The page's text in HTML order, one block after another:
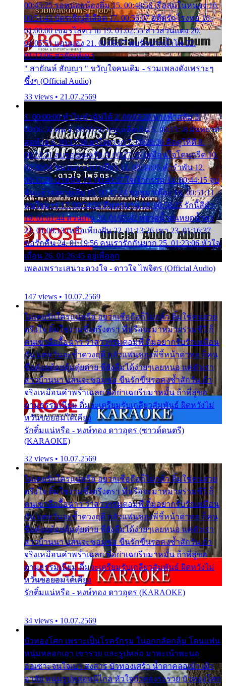
00:45:25 รอหน่อยน้องติ๋ม 15. 00:48:56 เรือล่มในหนอง 16.
00:51:43 บัตรเชิญสีเลือด 17. 00:56:07 อดีตรักโรงทอ 18.
01:00:00 เขมรไล่ควาย 19. 01:02:55 สาวสวนแตง 20.
01:05:51 แอบมอง 21. 01:09:27 พบรักปากน้ำโพ 22.
01:13:06 สายัณห์เมา
" สายัณห์ สัญญา " ขวัญใจคนเดิม - รวมเพลงดังเพราะๆ
ซึ้งๆ (Official Audio)
33 views • 21.07.2569
1. 00:00:00 ทำไมทำฉันได้ 2. 00:03:20 นางฟ้าสลัม 3.
00:06:50 คน 4. 00:10:36 บุญเหลือเกิน 5. 00:13:58 ฝนหยาด
สุดท้าย 6. 00:17:30 ยาใจยาจก 7. 00:20:30 คิดดูให้ดี 8.
00:24:21 ลบรอยแผลรัก 9. 00:27:35 เหมือนใจโดนกรีด 10.
00:30:54 ขบวนการเปาเปียว 11. 00:34:05 คำรำพัน 12.
00:37:20 ปาหนัน 13. 00:40:37 ใจเจ้ากรรม 14. 00:44:15 จูบ
ฉันแล้วจงตายเสีย 15. 00:47:24 ขอสูมาเต๊อะ 16. 00:51:11
คนใจมาร 17. 00:54:50 คืนทรมาน 18. 00:58:25 รักนี้สีดำ
19. 01:01:44 ส่วนเกิน 20. 01:05:42 หยาดน้ำฝนหยดน้ำตา
21. 01:09:13 เหลือเพียงฝัน 22. 01:13:26 เขา 23. 01:16:37
ขอรักคืน 24. 01:19:56 คนเรารักกันยาก 25. 01:23:06 หัวใจ
เถื่อน 26. 01:26:45 อยู่เพื่อลูก
เพลงเพราะเสนาะดวงใจ - ดาวใจ ไพจิตร (Official Audio)
147 views • 10.07.2569
ไม่เคยรักใครแน่หรือ อยากเชื่อถือก็ไม่กล้า ติ๋มใช่คนสวย
ตรึงใจ ติ๋มใช่งามซึ้งตรึงตรา พี่หรือจะมาหมายร่วมชีวี ก็
คนเขาลืออื้อฉาว ว่าสาวๆรุมตอมพี่ ติ๋มอยากรับรักเหมือน
กัน แต่หวั่นจะช้ำดวงฤดี กลัวแฟนของพี่ชี้หน้าด่าทอ ก็คน
ชื่อต๋อยต้อยตุ้มตุ๋ยต่าย พี่ยังลืมได้ง่ายๆเลยหนอ แค่ตัวเรา
สาวบ้านนา แสนจะซอมซ่อ ขืนรักขืนรอคงช้ำสักวัน ถ้า
จริงเหมือนคำพร่ำเฉลย พี่อย่าเฉยรีบมาหมั้น ถ้าพี่สู่ขอ
ตามธรรมเนียม ติ๋มจะเตรียมรับเกลียวสัมพันธ์ ผิดหวังไม่
หวั่นขอยอมได้เคียง
รักติ๋มแน่หรือ - หงษ์ทอง ดาวอุดร (ซาวด์ดนตรี)
(KARAOKE)
32 views • 10.07.2569
ไม่เคยรักใครแน่หรือ อยากเชื่อถือก็ไม่กล้า ติ๋มใช่คนสวย
ตรึงใจ ติ๋มใช่งามซึ้งตรึงตรา พี่หรือจะมาหมายร่วมชีวี ก็
คนเขาลืออื้อฉาว ว่าสาวๆรุมตอมพี่ ติ๋มอยากรับรักเหมือน
กัน แต่หวั่นจะช้ำดวงฤดี กลัวแฟนของพี่ชี้หน้าด่าทอ ก็คน
ชื่อต๋อยต้อยตุ้มตุ๋ยต่าย พี่ยังลืมได้ง่ายๆเลยหนอ แค่ตัวเรา
สาวบ้านนา แสนจะซอมซ่อ ขืนรักขืนรอคงช้ำสักวัน ถ้า
จริงเหมือนคำพร่ำเฉลย พี่อย่าเฉยรีบมาหมั้น ถ้าพี่สู่ขอ
ตามธรรมเนียม ติ๋มจะเตรียมรับเกลียวสัมพันธ์ ผิดหวังไม่
หวั่นขอยอมได้เคียง
รักติ๋มแน่หรือ - หงษ์ทอง ดาวอุดร (KARAOKE)
34 views • 10.07.2569
บัวทองโศก เพราะเป็นโรครักรุม ในอกกลัดกลุ้ม โดนแฟน
หนุ่มหลอกเอา เขารวย และรูปหล่อ มาพะเน้าพะนอ
ออเซาะจนใจเบา สงสาร บัวทองเศร้า น้ำตาคลอเบ้า เฝ้า
อาลัย หนุ่มรูปหล่อหนีไกล หัวใจบัวทองระรวย บัวทองโศก